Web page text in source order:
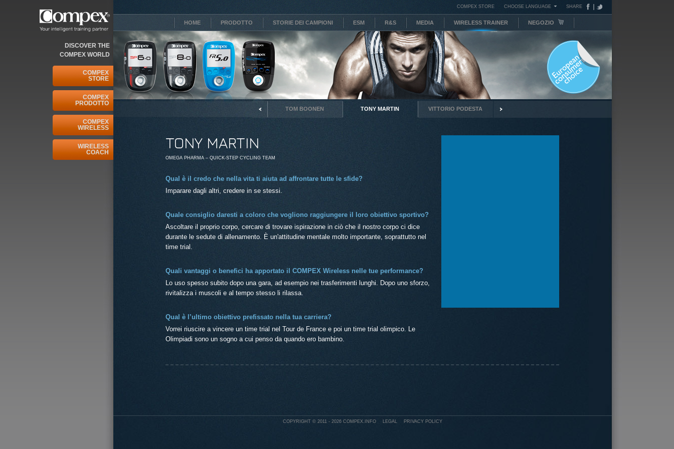
DISCOVER THE
COMPEX WORLD
COMPEX
STORE
COMPEX
PRODOTTO
COMPEX
WIRELESS
WIRELESS
COACH
COMPEX STORE CHOOSE LANGUAGE SHARE
HOME PRODOTTO STORIE DEI CAMPIONI ESM R&S MEDIA WIRELESS TRAINER NEGOZIO
TOM BOONEN TONY MARTIN VITTORIO PODESTA
TONY MARTIN
OMEGA PHARMA – QUICK-STEP CYCLING TEAM
Qual è il credo che nella vita ti aiuta ad affrontare tutte le sfide?
Imparare dagli altri, credere in se stessi.
Quale consiglio daresti a coloro che vogliono raggiungere il loro obiettivo sportivo?
Ascoltare il proprio corpo, cercare di trovare ispirazione in ciò che il nostro corpo ci dice
durante le sedute di allenamento. È un'attitudine mentale molto importante, soprattutto nel
time trial.
Quali vantaggi o benefici ha apportato il COMPEX Wireless nelle tue performance?
Lo uso spesso subito dopo una gara, ad esempio nei trasferimenti lunghi. Dopo uno sforzo,
rivitalizza i muscoli e al tempo stesso li rilassa.
Qual è l’ultimo obiettivo prefissato nella tua carriera?
Vorrei riuscire a vincere un time trial nel Tour de France e poi un time trial olimpico. Le
Olimpiadi sono un sogno a cui penso da quando ero bambino.
COPYRIGHT © 2011 - 2026 COMPEX.INFO LEGAL PRIVACY POLICY